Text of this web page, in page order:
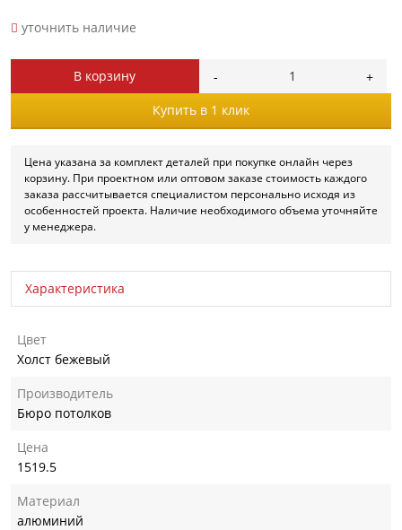
уточнить наличие
В корзину
Купить в 1 клик
Цена указана за комплект деталей при покупке онлайн через
корзину. При проектном или оптовом заказе стоимость каждого
заказа рассчитывается специалистом персонально исходя из
особенностей проекта. Наличие необходимого объема уточняйте
у менеджера.
Характеристика
Цвет
Холст бежевый
Производитель
Бюро потолков
Цена
1519.5
Материал
алюминий